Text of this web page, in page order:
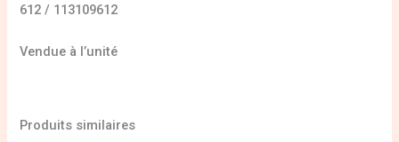
612 / 113109612
Vendue à l’unité
Produits similaires